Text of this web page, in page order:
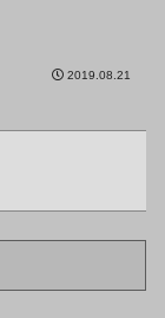
2019.08.21